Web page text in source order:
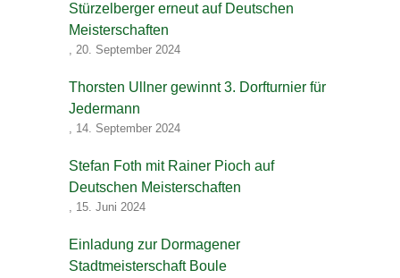
Stürzelberger erneut auf Deutschen
Meisterschaften
, 20. September 2024
Thorsten Ullner gewinnt 3. Dorfturnier für
Jedermann
, 14. September 2024
Stefan Foth mit Rainer Pioch auf
Deutschen Meisterschaften
, 15. Juni 2024
Einladung zur Dormagener
Stadtmeisterschaft Boule